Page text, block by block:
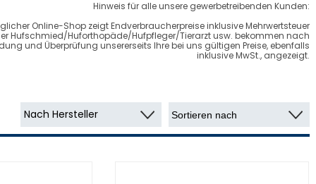
Hinweis für alle unsere gewerbetreibenden Kunden:
Online-Shop zeigt Endverbraucherpreise inklusive Mehrwertsteuer
Hufschmied/Huforthopäde/Hufpfleger/Tierarzt usw. bekommen nach
und Überprüfung unsererseits Ihre bei uns gültigen Preise, ebenfalls
inklusive MwSt., angezeigt.
Nach Hersteller